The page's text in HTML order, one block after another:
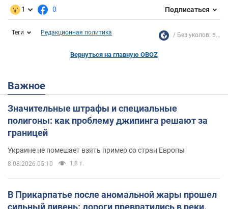
1 0 Подписаться
Теги Редакционная политика Без уколов: в...
Вернуться на главную OBOZ
Важное
Значительные штрафы и специальные
полигоны: как проблему джипинга решают за
границей
Украине не помешает взять пример со стран Европы
8.08.2026 05:10 1,8 т.
В Прикарпатье после аномальной жары прошел